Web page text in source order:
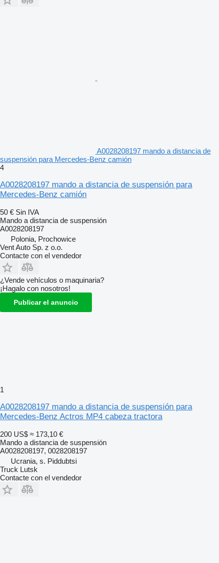
A0028208197 mando a distancia de
suspensión para Mercedes-Benz camión
4
A0028208197 mando a distancia de suspensión para
Mercedes-Benz camión
50 € Sin IVA
Mando a distancia de suspensión
A0028208197
Polonia, Prochowice
Vent Auto Sp. z o.o.
Contacte con el vendedor
¿Vende vehículos o maquinaria?
¡Hagalo con nosotros!
Publicar el anuncio
1
A0028208197 mando a distancia de suspensión para
Mercedes-Benz Actros MP4 cabeza tractora
200 US$ ≈ 173,10 €
Mando a distancia de suspensión
A0028208197, 0028208197
Ucrania, s. Piddubtsi
Truck Lutsk
Contacte con el vendedor